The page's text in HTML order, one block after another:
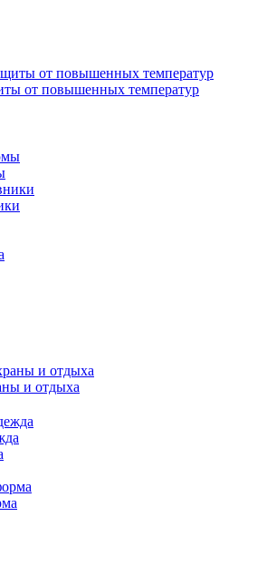
от повышенных температур
и отдыха